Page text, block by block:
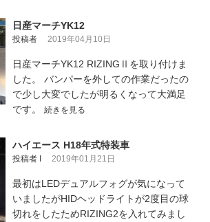
日産マーチYK12
投稿者 2019年04月10日
日産マーチYK12 RIZINGⅡを取り付けま
した。 バンパーを外しての作業だったの
で少し大変でしたが明るくなって大満足
です。 続きを見る
ハイエース H18年式特装車
投稿者 I 2019年01月21日
最初はLEDデュアルフォグが気になって
いましたがHIDヘッドライトが2度目の球
切れをしたためRIZING2を入れてみまし